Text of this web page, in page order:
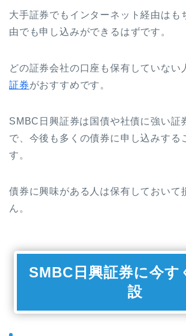
大手証券でもインターネット経由はも
由でも申し込みができるはずです。
どの証券会社の口座も保有していない
証券がおすすめです。
SMBC日興証券は国債や社債に強い証
で、今後も多くの債券に申し込みする
す。
債券に興味がある人は保有しておいて
ん。
SMBC日興証券に今す
設